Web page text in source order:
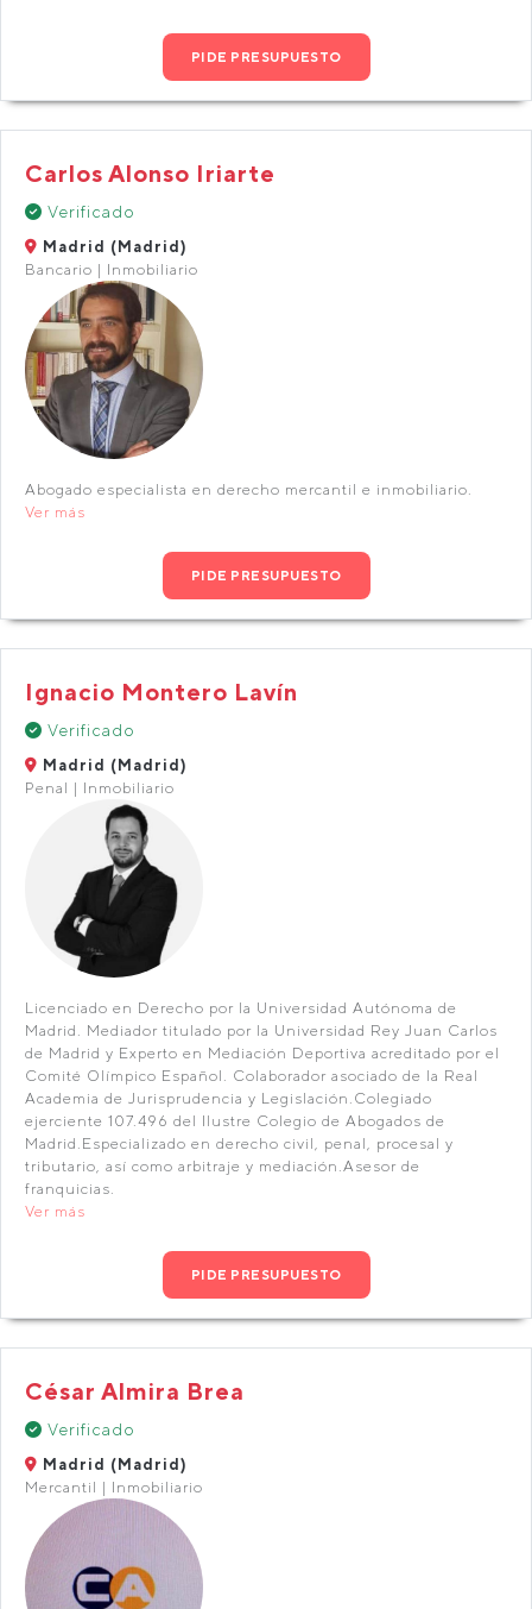
PIDE PRESUPUESTO
Carlos Alonso Iriarte
Verificado
Madrid (Madrid)
Bancario | Inmobiliario
Abogado especialista en derecho mercantil e inmobiliario.
Ver más
PIDE PRESUPUESTO
Ignacio Montero Lavín
Verificado
Madrid (Madrid)
Penal | Inmobiliario
Licenciado en Derecho por la Universidad Autónoma de
Madrid. Mediador titulado por la Universidad Rey Juan Carlos
de Madrid y Experto en Mediación Deportiva acreditado por el
Comité Olímpico Español. Colaborador asociado de la Real
Academia de Jurisprudencia y Legislación.Colegiado
ejerciente 107.496 del Ilustre Colegio de Abogados de
Madrid.Especializado en derecho civil, penal, procesal y
tributario, así como arbitraje y mediación.Asesor de
franquicias.
Ver más
PIDE PRESUPUESTO
César Almira Brea
Verificado
Madrid (Madrid)
Mercantil | Inmobiliario